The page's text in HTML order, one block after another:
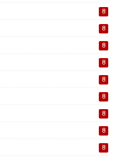
8
8
8
8
8
8
8
8
8